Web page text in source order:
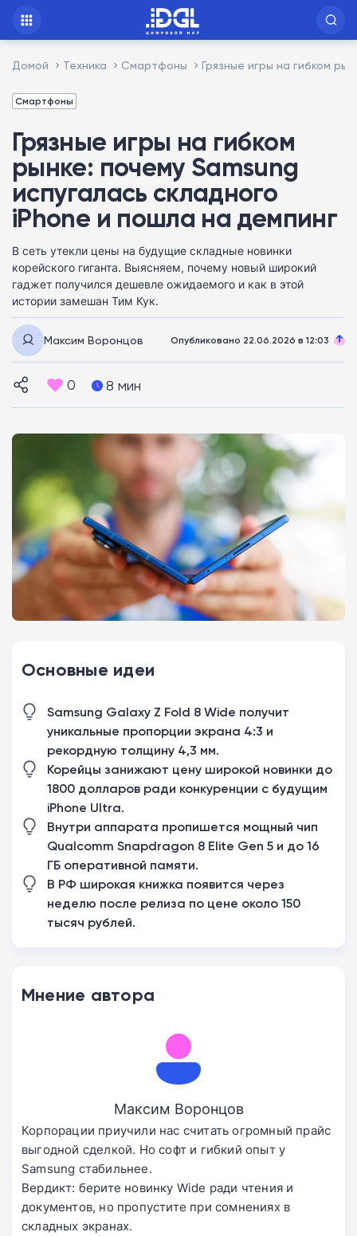
Домой Техника Смартфоны Грязные игры на гибком
Смартфоны
Грязные игры на гибком
рынке: почему Samsung
испугалась складного
iPhone и пошла на демпинг
В сеть утекли цены на будущие складные новинки
корейского гиганта. Выясняем, почему новый широкий
гаджет получился дешевле ожидаемого и как в этой
истории замешан Тим Кук.
Максим Воронцов Опубликовано 22.06.2026 в 12:03
0 8 мин
Основные идеи
Samsung Galaxy Z Fold 8 Wide получит
уникальные пропорции экрана 4:3 и
рекордную толщину 4,3 мм.
Корейцы занижают цену широкой новинки до
1800 долларов ради конкуренции с будущим
iPhone Ultra.
Внутри аппарата пропишется мощный чип
Qualcomm Snapdragon 8 Elite Gen 5 и до 16
ГБ оперативной памяти.
В РФ широкая книжка появится через
неделю после релиза по цене около 150
тысяч рублей.
Мнение автора
Максим Воронцов
Корпорации приучили нас считать огромный прайс
выгодной сделкой. Но софт и гибкий опыт у
Samsung стабильнее.
Вердикт: берите новинку Wide ради чтения и
документов, но пропустите при сомнениях в
складных экранах.